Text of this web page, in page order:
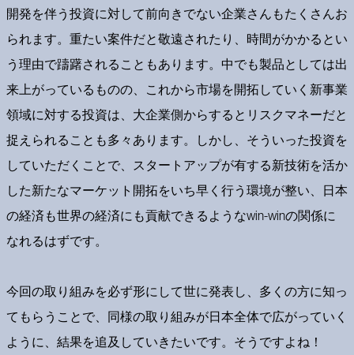
開発を伴う投資に対して前向きでない企業さんもたくさんお
られます。重たい案件だと敬遠されたり、時間がかかるとい
う理由で躊躇されることもあります。中でも製品としては出
来上がっているものの、これから市場を開拓していく新事業
領域に対する投資は、大企業側からするとリスクマネーだと
捉えられることも多々あります。しかし、そういった投資を
していただくことで、スタートアップが有する新技術を活か
した新たなマーケット開拓をいち早く行う環境が整い、日本
の経済も世界の経済にも貢献できるようなwin-winの関係に
なれるはずです。
今回の取り組みを必ず形にして世に発表し、多くの方に知っ
てもらうことで、同様の取り組みが日本全体で広がっていく
ように、結果を追及していきたいです。そうですよね！